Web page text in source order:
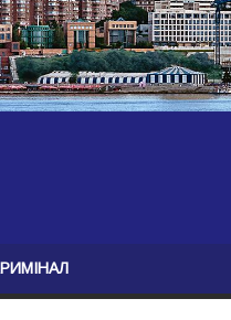
записали звернення про
Безугла закликає валити
моду
керівництва армії